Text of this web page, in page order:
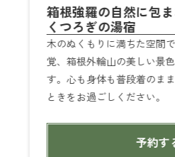
箱根強羅の自然に包ま
くつろぎの湯宿
木のぬくもりに満ちた空間
覚、箱根外輪山の美しい景
す。心も身体も普段着のま
ときをお過ごしください。
予約す